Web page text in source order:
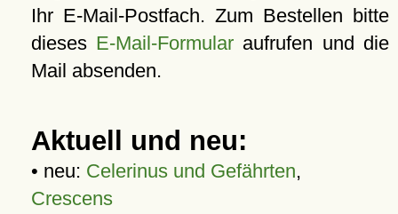
Ihr E-Mail-Postfach. Zum Bestellen bitte
dieses E-Mail-Formular aufrufen und die
Mail absenden.
Aktuell und neu:
• neu: Celerinus und Gefährten,
Crescens